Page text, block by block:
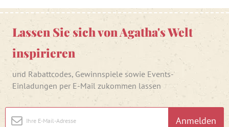
Lassen Sie sich von Agatha's Welt
inspirieren
und Rabattcodes, Gewinnspiele sowie Events-
Einladungen per E-Mail zukommen lassen
Anmelden